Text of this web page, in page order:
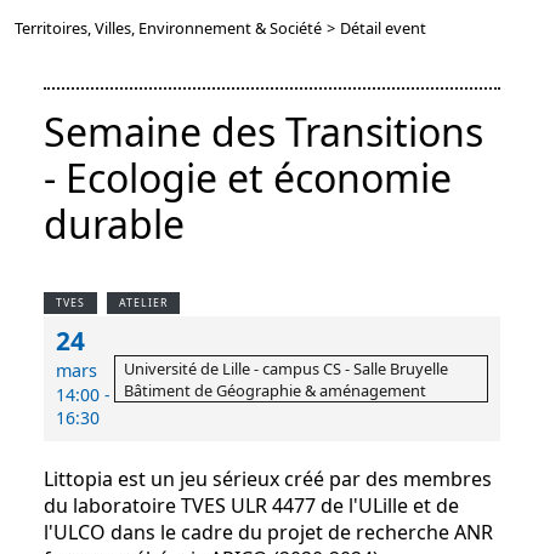
Territoires, Villes, Environnement & Société > Détail event
Semaine des Transitions
- Ecologie et économie
durable
TVES ATELIER
24
mars
14:00 -
16:30
Université de Lille - campus CS - Salle Bruyelle
Bâtiment de Géographie & aménagement
Littopia est un jeu sérieux créé par des membres
du laboratoire TVES ULR 4477 de l'ULille et de
l'ULCO dans le cadre du projet de recherche ANR